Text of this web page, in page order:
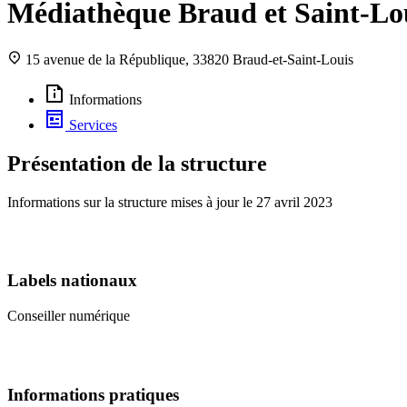
Médiathèque Braud et Saint-
15 avenue de la République, 33820 Braud-et-Saint-Louis
Informations
Services
Présentation de la structure
Informations sur la structure mises à jour le 27 avril 2023
Labels nationaux
Conseiller numérique
Informations pratiques